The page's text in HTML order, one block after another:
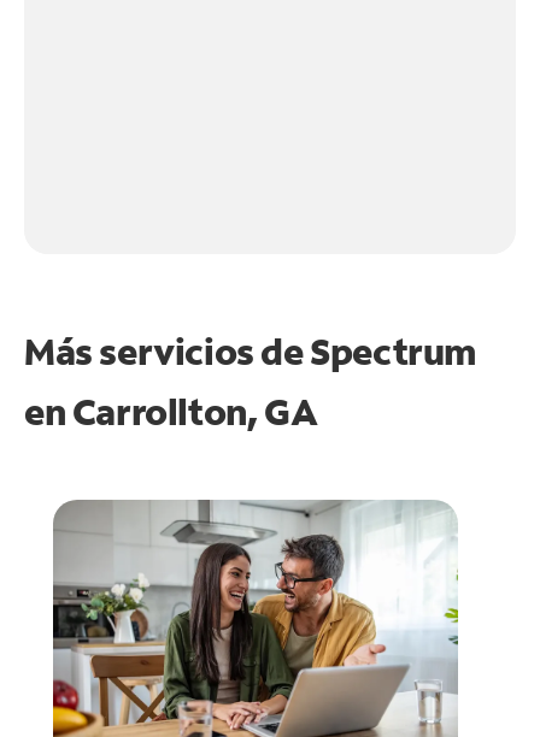
Más servicios de Spectrum
enCarrollton, GA